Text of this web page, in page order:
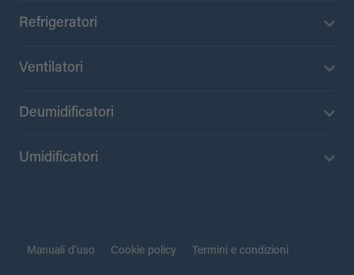
Refrigeratori
Ventilatori
Deumidificatori
Umidificatori
Manuali d’uso Cookie policy Termini e condizioni